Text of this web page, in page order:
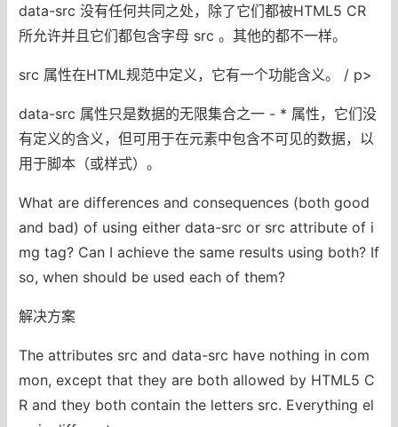
data-src 没有任何共同之处，除了它们都被HTML5 CR
所允许并且它们都包含字母 src 。其他的都不一样。
src 属性在HTML规范中定义，它有一个功能含义。 / p>
data-src 属性只是数据的无限集合之一 - * 属性，它们没
有定义的含义，但可用于在元素中包含不可见的数据，以
用于脚本（或样式）。
What are differences and consequences (both good
and bad) of using either data-src or src attribute of i
mg tag? Can I achieve the same results using both? If
so, when should be used each of them?
解决方案
The attributes src and data-src have nothing in com
mon, except that they are both allowed by HTML5 C
R and they both contain the letters src. Everything el